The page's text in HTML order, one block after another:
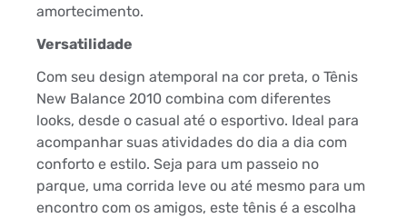
amortecimento.
Versatilidade
Com seu design atemporal na cor preta, o Tênis
New Balance 2010 combina com diferentes
looks, desde o casual até o esportivo. Ideal para
acompanhar suas atividades do dia a dia com
conforto e estilo. Seja para um passeio no
parque, uma corrida leve ou até mesmo para um
encontro com os amigos, este tênis é a escolha